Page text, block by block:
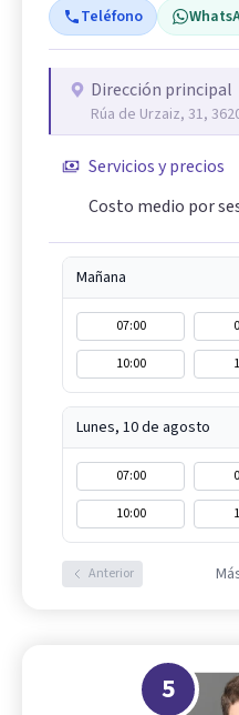
Teléfono
Dirección principal
Rúa de Urzaiz, 31,
Servicios y precios
Costo medio por
Mañana
07:00
10:00
Lunes, 10 de agosto
07:00
10:00
Anterior
5